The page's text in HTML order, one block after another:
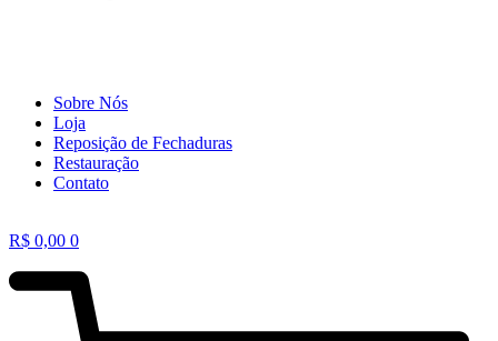
Sobre Nós
Loja
Reposição de Fechaduras
Restauração
Contato
R$ 0,00 0